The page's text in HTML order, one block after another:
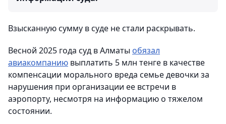
Взысканную сумму в суде не стали раскрывать.
Весной 2025 года суд в Алматы обязал
авиакомпанию выплатить 5 млн тенге в качестве
компенсации морального вреда семье девочки за
нарушения при организации ее встречи в
аэропорту, несмотря на информацию о тяжелом
состоянии.